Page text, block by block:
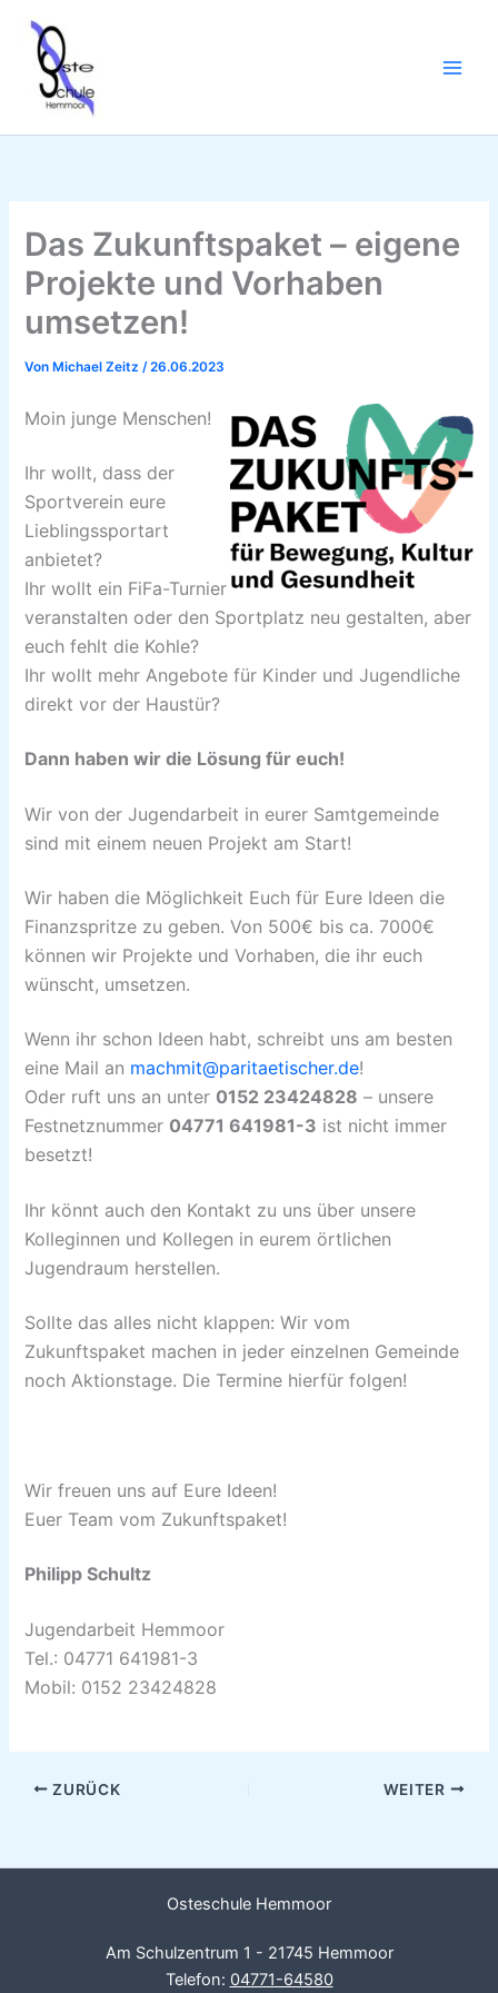
Inhalt
springen
Das Zukunftspaket – eigene
Projekte und Vorhaben
umsetzen!
Von Michael Zeitz/26.06.2023
Moin junge Menschen!
Ihr wollt, dass der
Sportverein eure
Lieblingssportart
anbietet?
Ihr wollt ein FiFa-Turnier
veranstalten oder den Sportplatz neu gestalten, aber
euch fehlt die Kohle?
Ihr wollt mehr Angebote für Kinder und Jugendliche
direkt vor der Haustür?
Dann haben wir die Lösung für euch!
Wir von der Jugendarbeit in eurer Samtgemeinde
sind mit einem neuen Projekt am Start!
Wir haben die Möglichkeit Euch für Eure Ideen die
Finanzspritze zu geben. Von 500€ bis ca. 7000€
können wir Projekte und Vorhaben, die ihr euch
wünscht, umsetzen.
Wenn ihr schon Ideen habt, schreibt uns am besten
eine Mail an machmit@paritaetischer.de!
Oder ruft uns an unter 0152 23424828 – unsere
Festnetznummer 04771 641981-3 ist nicht immer
besetzt!
Ihr könnt auch den Kontakt zu uns über unsere
Kolleginnen und Kollegen in eurem örtlichen
Jugendraum herstellen.
Sollte das alles nicht klappen: Wir vom
Zukunftspaket machen in jeder einzelnen Gemeinde
noch Aktionstage. Die Termine hierfür folgen!
Wir freuen uns auf Eure Ideen!
Euer Team vom Zukunftspaket!
Philipp Schultz
Jugendarbeit Hemmoor
Tel.: 04771 641981-3
Mobil: 0152 23424828
ZURÜCK WEITER
Osteschule Hemmoor
Am Schulzentrum 1 - 21745 Hemmoor
Telefon: 04771-64580